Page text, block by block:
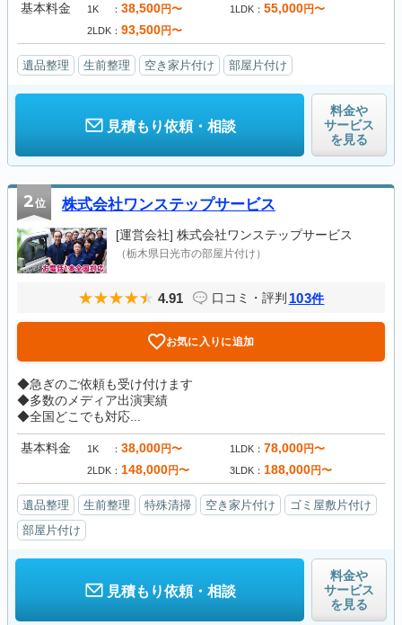
基本料金 1K 38,500円〜 1LDK 55,000円〜
2LDK 93,500円〜
遺品整理 生前整理 空き家片付け 部屋片付け
見積もり依頼・相談
料金や
サービス
を見る
2位 株式会社ワンステップサービス
[運営会社] 株式会社ワンステップサービス
（栃木県日光市の部屋片付け）
4.91 口コミ・評判 103件
お気に入りに追加
◆急ぎのご依頼も受け付けます
◆多数のメディア出演実績
◆全国どこでも対応...
基本料金 1K 38,000円〜 1LDK 78,000円〜
2LDK 148,000円〜 3LDK 188,000円〜
遺品整理 生前整理 特殊清掃 空き家片付け
ゴミ屋敷片付け
部屋片付け
見積もり依頼・相談
料金や
サービス
を見る